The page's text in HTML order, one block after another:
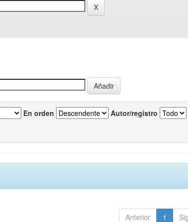
En orden Autor/registro
Anterior 1